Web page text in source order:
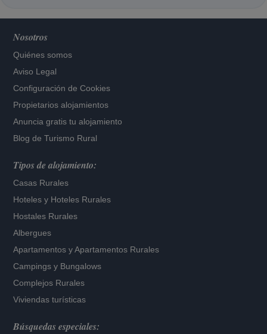
Nosotros
Quiénes somos
Aviso Legal
Configuración de Cookies
Propietarios alojamientos
Anuncia gratis tu alojamiento
Blog de Turismo Rural
Tipos de alojamiento:
Casas Rurales
Hoteles y Hoteles Rurales
Hostales Rurales
Albergues
Apartamentos yApartamentos Rurales
Campings y Bungalows
Complejos Rurales
Viviendas turísticas
Búsquedas especiales: